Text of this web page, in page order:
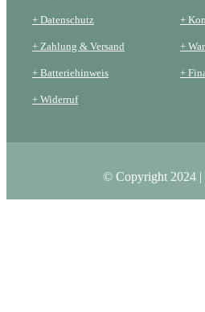
+ Datenschutz
+ Zahlung & Versand
+ Batteriehinweis
+ Widerruf
+
+
+
© Copyright 2024 |